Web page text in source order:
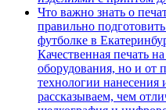
Что важно знать о
правильно
футболке в
Качественная печать
оборудования, но и от
технологии нанесения
рассказываем, чем